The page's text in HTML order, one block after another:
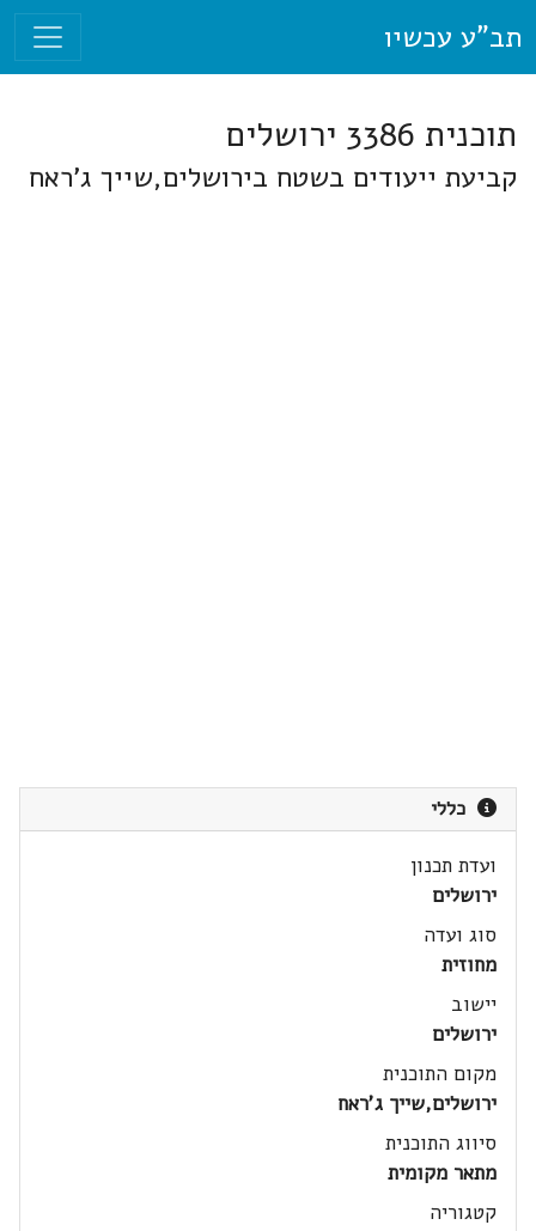
תב"ע עכשיו
תוכנית 3386 ירושלים
קביעת ייעודים בשטח בירושלים,שייך ג'ראח
כללי
ועדת תכנון
ירושלים
סוג ועדה
מחוזית
יישוב
ירושלים
מקום התוכנית
ירושלים,שייך ג'ראח
סיווג התוכנית
מתאר מקומית
קטגוריה